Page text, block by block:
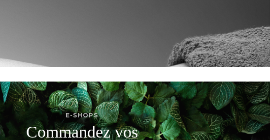
E-SHOPS
Commandez vos